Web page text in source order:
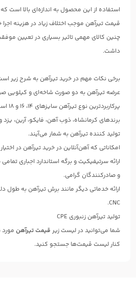
استفاده از این محصول به اندازه‌ای بالا است
قیمت تیرآهن موجب اختلاف زیاد در هزینه
چنین کالای مهمی تاثیر بسیاری در تعیین
داشت.
برخی نکات مهم در خرید تیرآهن به شرح زیر
عرضه تیرآهن به دو صورت شاخه‌ای و کیلویی
پرکاربردترین نوع تیرآهن سایزهای ۱۴، ۱۶ و ۱۸ است.
برندهای کرمانشاه، ذوب آهن، فایکو، آرین، یزد
تولید کننده تیرآهن به شمار می‌آیند.
امکاناتی که آهن‌آنلاین در خرید تیرآهن در
ارائه سرتیفیکیت و برگه استاندارد اجباری
و صادرکنندگان گرامی.
ارائه خدماتی دیگر مانند برش تیرآهن به طول
CNC.
تولید تیرآهن زنبوری CPE
شما می‌توانید در لیست زیر قیمت تیرآهن مورد
کنار لیست قیمت‌ها جستجو کنید.